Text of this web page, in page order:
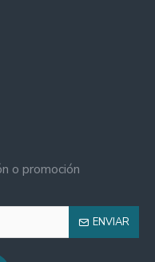
o promoción
ENVIAR